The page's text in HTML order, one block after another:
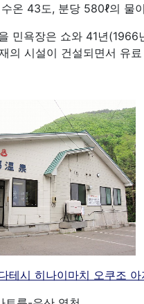
온 43도, 분당 580ℓ의 물
민욕장은 쇼와 41년
의 시설이 건설되면서 유
테시 히나이마치 오쿠조